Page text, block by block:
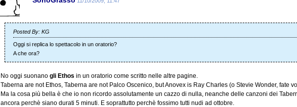
Posted By: KG
Oggi si replica lo spettacolo in un oratorio?
A che ora?
No oggi suonano gli Ethos in un oratorio come scritto nelle altre pagine.
Taberna are not Ethos, Taberna are not Palco Oscenico, but Anovex is Ray Charles (o Stevie Wonder, fate
Ma la cosa più bella è che io non ricordo assolutamente un cazzo di nulla, neanche delle canzoni dei
ancora perchè siano durati 5 minuti. E soprattutto perchè fossimo tutti nudi ad ottobre.